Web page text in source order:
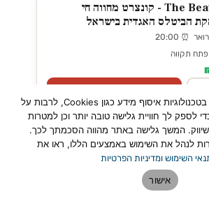
The Beatles legend - קונצרט מחווה חי
הביטלס האגדית בישראל
תקווה
Kartisim
- הזמינו עכשיו ואספו בפ״ת! →
באתר זה נעשה שימוש בטכנולוגיות איסוף מידע כגון Cookies, לרבות על
לספק לך חוויית גלישה טובה יותר וכן למטרות
ושיווק. המשך גלישה באתר מהווה הסכמתך לכך.
לנהל את השימוש באמצעים הללו, ראו את
השימוש ומדיניות הפרטיות
אישור